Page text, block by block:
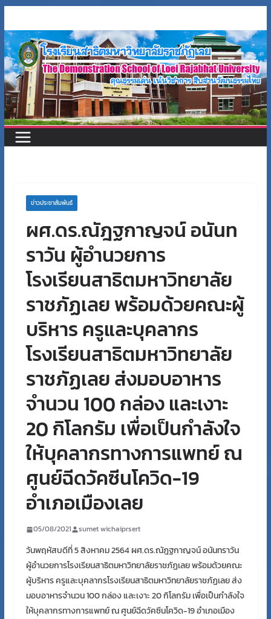
to
content
ข่าวประชาสัมพันธ์
ผศ.ดร.ณัฎฐกาญจน์ อนันท
ราวัน ผู้อำนวยการ
โรงเรียนสาธิตมหาวิทยาลัย
ราชภัฏเลย พร้อมด้วยคณะผู้
บริหาร ครูและบุคลากร
โรงเรียนสาธิตมหาวิทยาลัย
ราชภัฏเลย ส่งมอบอาหาร
จำนวน 100 กล่อง และเงาะ
20 กิโลกรัม เพื่อเป็นกำลังใจ
ให้บุคลากรทางการแพทย์ ณ
ศูนย์ฉีดวัคซีนโควิด-19
อำเภอเมืองเลย
05/08/2021 sumet wichaiprsert
วันพฤหัสบดีที่ 5 สิงหาคม 2564 ผศ.ดร.ณัฎฐกาญจน์ อนันทราวัน
ผู้อำนวยการโรงเรียนสาธิตมหาวิทยาลัยราชภัฏเลย พร้อมด้วยคณะ
ผู้บริหาร ครูและบุคลากรโรงเรียนสาธิตมหาวิทยาลัยราชภัฏเลย ส่ง
มอบอาหารจำนวน 100 กล่อง และเงาะ 20 กิโลกรัม เพื่อเป็นกำลังใจ
ให้บุคลากรทางการแพทย์ ณ ศูนย์ฉีดวัคซีนโควิด-19 อำเภอเมือง